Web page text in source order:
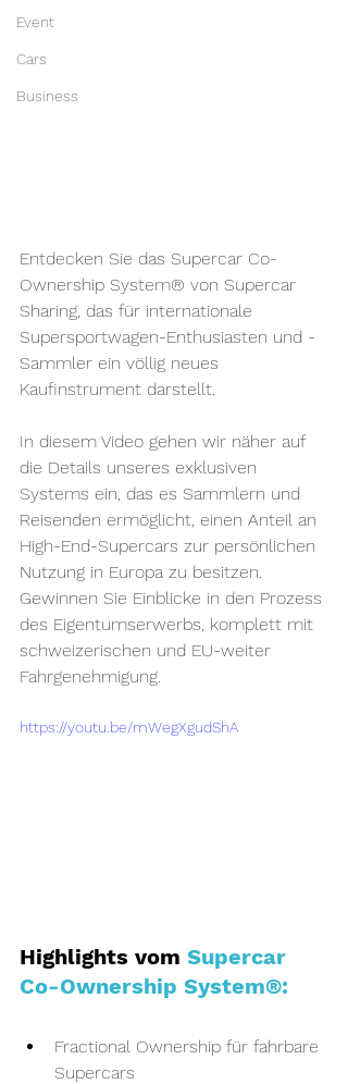
Event
Cars
Business
Entdecken Sie das Supercar Co-
Ownership System® von Supercar
Sharing, das für internationale
Supersportwagen-Enthusiasten und -
Sammler ein völlig neues
Kaufinstrument darstellt.
In diesem Video gehen wir näher auf
die Details unseres exklusiven
Systems ein, das es Sammlern und
Reisenden ermöglicht, einen Anteil an
High-End-Supercars zur persönlichen
Nutzung in Europa zu besitzen.
Gewinnen Sie Einblicke in den Prozess
des Eigentumserwerbs, komplett mit
schweizerischen und EU-weiter
Fahrgenehmigung.
https://youtu.be/mWegXgudShA
Highlights vom Supercar
Co-Ownership System®:
Fractional Ownership für fahrbare
Supercars